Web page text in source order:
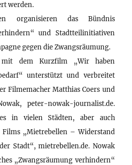
werden.
organisieren das Bündnis
und Stadtteilinitiativen
gegen die Zwangsräumung.
mit dem Kurzfilm „Wir haben
unterstützt und verbreitet
Filmemacher Matthias Coers und
peter-nowak-journalist.de.
in vielen Städten, aber auch
„Mietrebellen – Widerstand
Stadt“, mietrebellen.de. Nowak
„Zwangsräumung verhindern“